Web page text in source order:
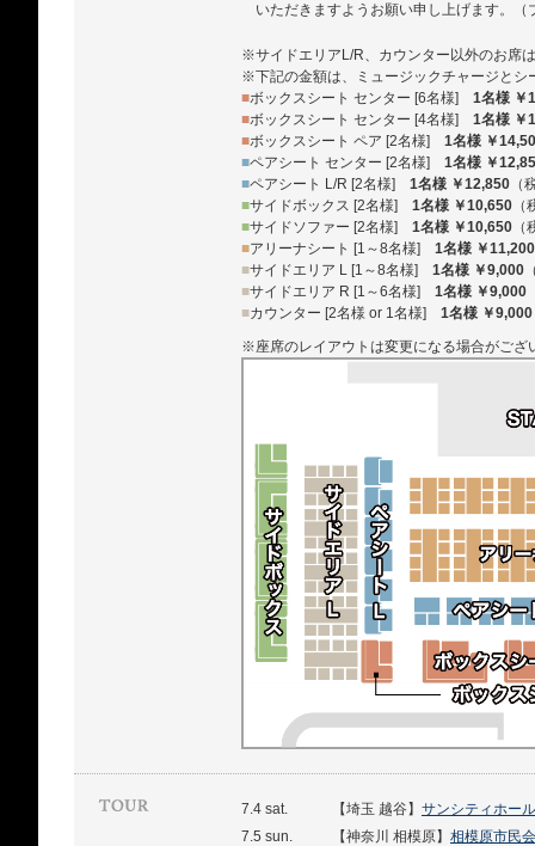
いただきますようお願い申し上げます。
※サイドエリアL/R、カウンター以外のお席
※下記の金額は、ミュージックチャージとシ
■ボックスシート センター [6名様] 1名様 ￥
■ボックスシート センター [4名様] 1名様 ￥
■ボックスシート ペア [2名様] 1名様 ￥
■ペアシート センター [2名様] 1名様 ￥
■ペアシート L/R [2名様] 1名様 ￥12,850 （
■サイドボックス [2名様] 1名様 ￥10,650
■サイドソファー [2名様] 1名様 ￥10,650
■アリーナシート [1～8名様] 1名様 ￥11,200
■サイドエリア L [1～8名様] 1名様 ￥9,000
■サイドエリア R [1～6名様] 1名様 ￥9,000
■カウンター [2名様 or 1名様] 1名様 ￥9,000
※座席のレイアウトは変更になる場合がござ
7.4 sat. 【埼玉 越谷】 サンシティホー
7.5 sun.
【神奈川 相模原】 相模原市民